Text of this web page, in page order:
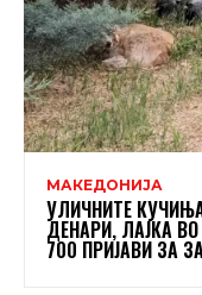
МАКЕДОНИЈА
УЛИЧНИТЕ
ДЕНАРИ, ЛАЈКА
700 ПРИЈАВИ ЗА